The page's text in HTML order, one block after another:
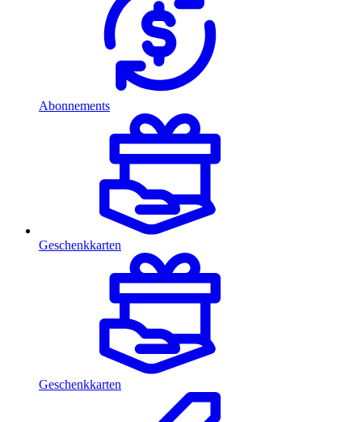
Abonnements
Geschenkkarten
Geschenkkarten